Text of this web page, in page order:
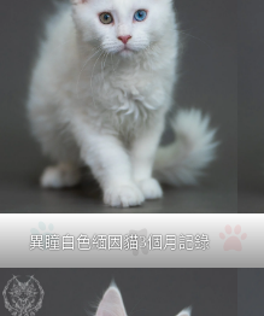
異瞳白色緬因貓3個月記錄